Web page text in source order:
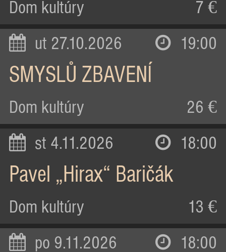
Dom kultúry 7 €
ut 27.10.2026 19:00
SMYSLŮ ZBAVENÍ
Dom kultúry 26 €
st 4.11.2026 18:00
Pavel „Hirax“ Baričák
Dom kultúry 13 €
po 9.11.2026 18:00